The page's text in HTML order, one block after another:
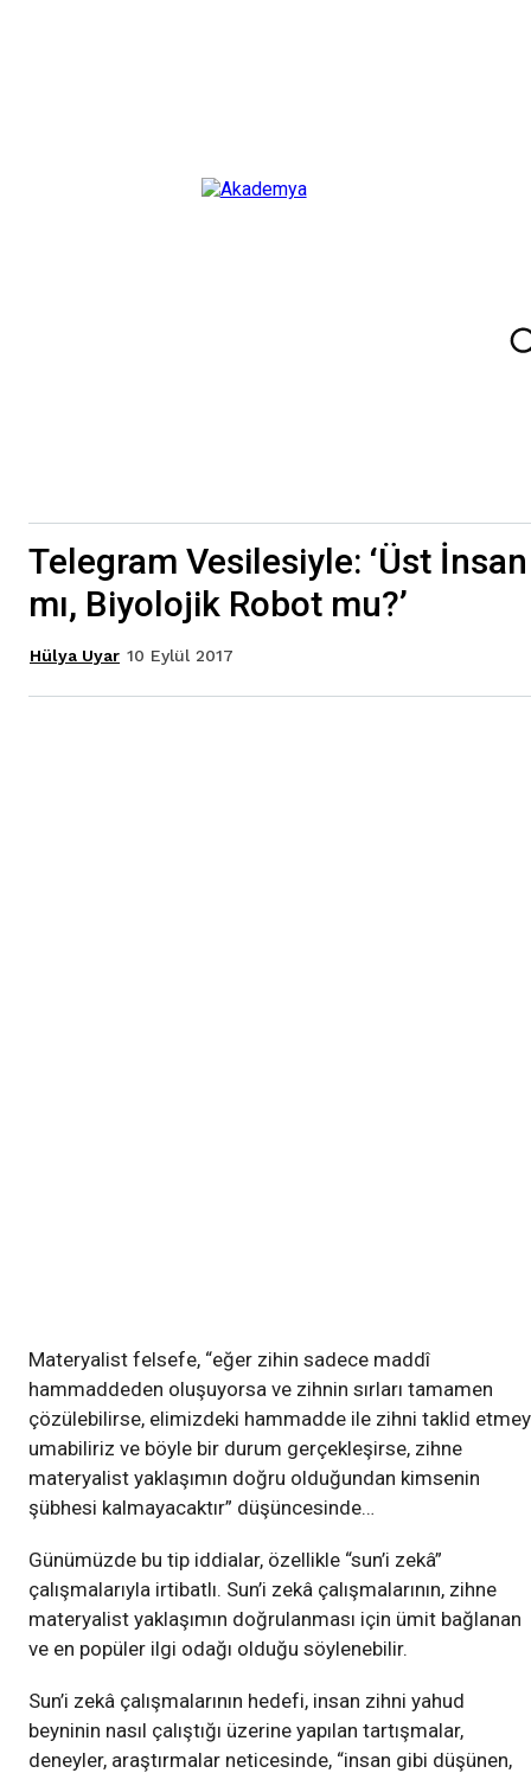
Telegram Vesilesiyle: ‘Üst İnsan
mı, Biyolojik Robot mu?’
Hülya Uyar 10 Eylül 2017
Materyalist felsefe, “eğer zihin sadece maddî
hammaddeden oluşuyorsa ve zihnin sırları tamamen
çözülebilirse, elimizdeki hammadde ile zihni taklid
umabiliriz ve böyle bir durum gerçekleşirse, zihne
materyalist yaklaşımın doğru olduğundan kimsenin
şübhesi kalmayacaktır” düşüncesinde…
Günümüzde bu tip iddialar, özellikle “sun’i zekâ”
çalışmalarıyla irtibatlı. Sun’i zekâ çalışmalarının, zihne
materyalist yaklaşımın doğrulanması için ümit bağlanan
ve en popüler ilgi odağı olduğu söylenebilir.
Sun’i zekâ çalışmalarının hedefi, insan zihni yahud
beyninin nasıl çalıştığı üzerine yapılan tartışmalar,
deneyler, araştırmalar neticesinde, “insan gibi düşünen,